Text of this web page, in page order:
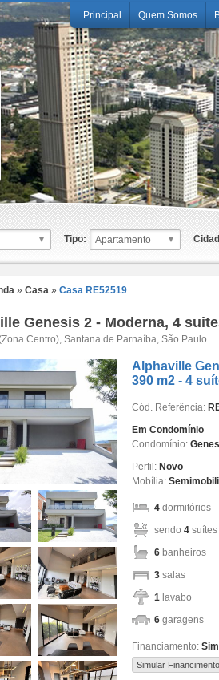
Principal Quem Somos
Tipo:
» Casa » Casa RE52519
Genesis 2 - Moderna, 4
Centro), Santana de Parnaíba, São Paulo
Alphaville
390 m2 - 4
Cód. Referência:
Em Condomínio
Condomínio:
Perfil: Novo
Mobília:
4 dormitórios
sendo 4 suítes
6 banheiros
3 salas
1 lavabo
6 garagens
Financiamento: Sim
Simular Financimento